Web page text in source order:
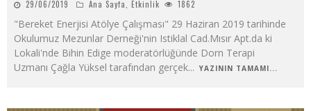
29/06/2019 Ana Sayfa, Etkinlik 1862
"Bereket Enerjisi Atölye Çalışması" 29 Haziran 2019 tarihinde
Okulumuz Mezunlar Derneği'nin Istiklal Cad.Mısır Apt.da ki
Lokali'nde Bihin Edige moderatörlüğünde Dorn Terapi
Uzmanı Çağla Yüksel tarafından gerçek... YAZININ TAMAMI...